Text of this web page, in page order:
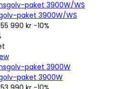
paket 3900W/WS
55 990 kr −10%
paket 3900W